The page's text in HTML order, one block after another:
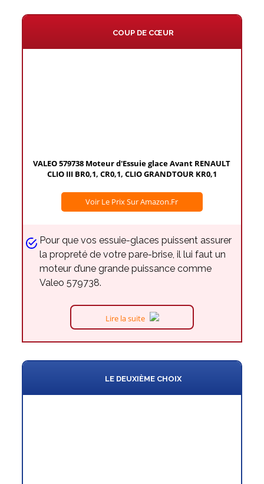
COUP DE CŒUR
VALEO 579738 Moteur d'Essuie glace Avant RENAULT
CLIO III BR0,1, CR0,1, CLIO GRANDTOUR KR0,1
Voir Le Prix Sur Amazon.fr
Pour que vos essuie-glaces puissent assurer
la propreté de votre pare-brise, il lui faut un
moteur d’une grande puissance comme
Valeo 579738.
Lire la suite
LE DEUXIÈME CHOIX